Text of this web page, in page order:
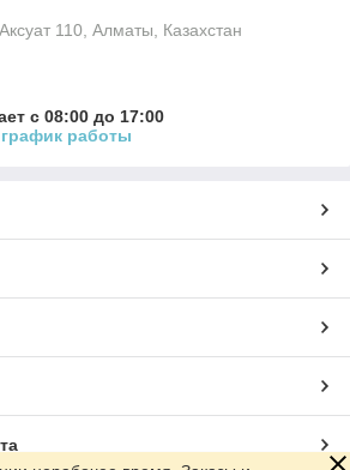
110, Алматы, Казахстан
с 08:00 до 17:00
работы